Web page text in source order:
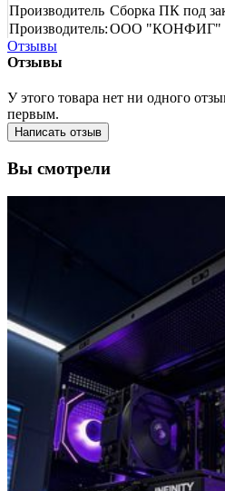
Производитель Сборка ПК под
Производитель:ООО "КОНФИГ"
Отзывы
Отзывы
У этого товара нет ни одного
первым.
Написать отзыв
Вы смотрели